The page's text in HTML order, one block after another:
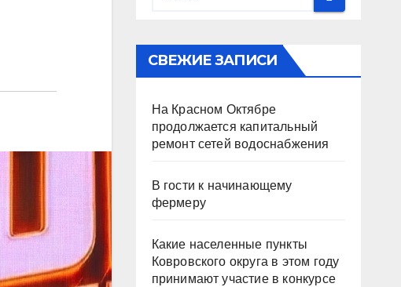
СВЕЖИЕ ЗАПИСИ
На Красном Октябре
продолжается капитальный
ремонт сетей водоснабжения
В гости к начинающему
фермеру
Какие населенные пункты
Ковровского округа в этом году
принимают участие в конкурсе